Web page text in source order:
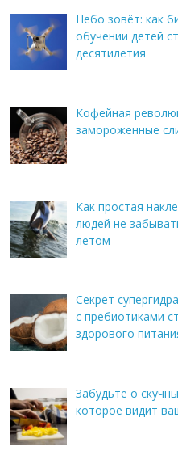
Небо зовёт: как
обучении детей
десятилетия
Кофейная
замороженные
Как простая
людей не
летом
Секрет
с пребиотиками
здорового
Забудьте о
которое видит